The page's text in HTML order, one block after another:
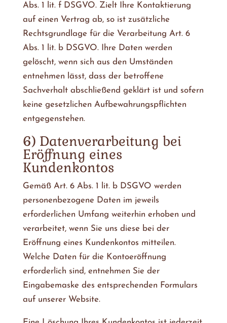
Abs. 1 lit. f DSGVO. Zielt Ihre Kontaktierung
auf einen Vertrag ab, so ist zusätzliche
Rechtsgrundlage für die Verarbeitung Art. 6
Abs. 1 lit. b DSGVO. Ihre Daten werden
gelöscht, wenn sich aus den Umständen
entnehmen lässt, dass der betroffene
Sachverhalt abschließend geklärt ist und sofern
keine gesetzlichen Aufbewahrungspflichten
entgegenstehen.
6) Datenverarbeitung bei
Eröffnung eines
Kundenkontos
Gemäß Art. 6 Abs. 1 lit. b DSGVO werden
personenbezogene Daten im jeweils
erforderlichen Umfang weiterhin erhoben und
verarbeitet, wenn Sie uns diese bei der
Eröffnung eines Kundenkontos mitteilen.
Welche Daten für die Kontoeröffnung
erforderlich sind, entnehmen Sie der
Eingabemaske des entsprechenden Formulars
auf unserer Website.